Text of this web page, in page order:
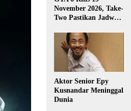
November 2026, Take-
Two Pastikan Jadwal
Aktor Senior Epy
Kusnandar Meninggal
Dunia